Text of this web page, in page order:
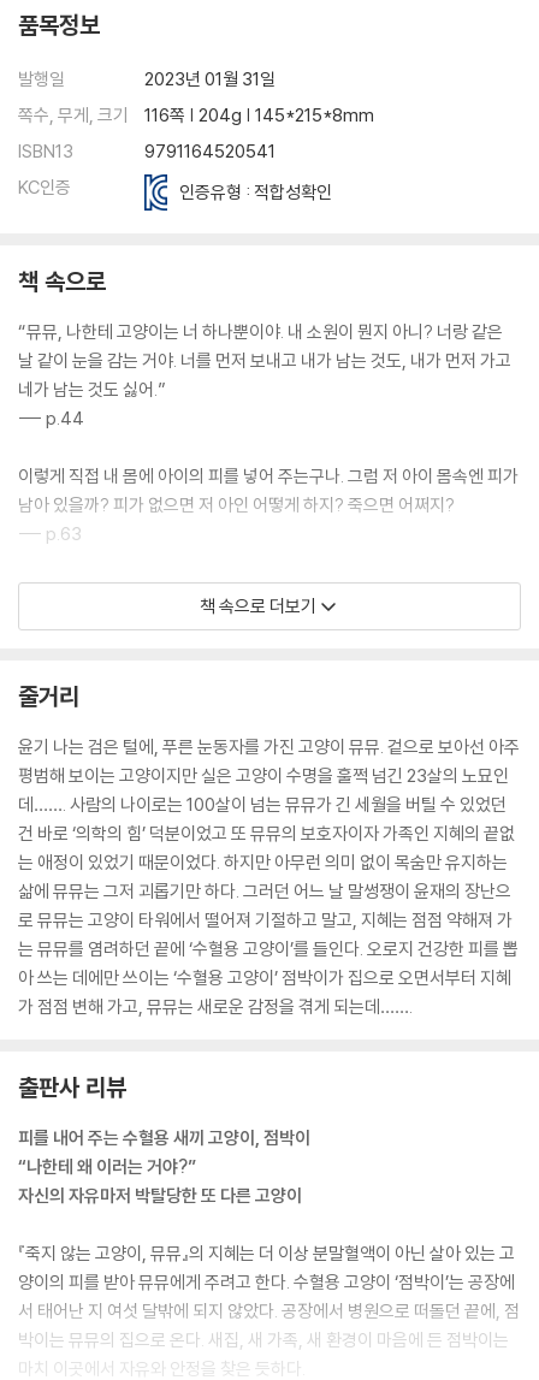
품목정보
발행일
2023년 01월 31일
쪽수, 무게, 크기
116쪽 | 204g | 145*215*8mm
ISBN13
9791164520541
KC인증
인증유형 : 적합성확인
책 속으로
“뮤뮤, 나한테 고양이는 너 하나뿐이야. 내 소원이 뭔지 아니? 너랑 같은
날 같이 눈을 감는 거야. 너를 먼저 보내고 내가 남는 것도, 내가 먼저 가고
네가 남는 것도 싫어.”
--- p.44
이렇게 직접 내 몸에 아이의 피를 넣어 주는구나. 그럼 저 아이 몸속엔 피가
남아 있을까? 피가 없으면 저 아인 어떻게 하지? 죽으면 어쩌지?
--- p.63
“뮤뮤야, 엄마랑 오래오래 같이 사는 거야. 응?”
아이가 버둥거리며 대답했어.
치매라는 게 어떤 건지 지혜랑 선우가 하는 얘길 들어 잘 알아. 잊어버리는
병이라고 했어. 나이가 들면 생기는 병이라고. 그래서 새벽에 아이를 나로
착각한 것일까?
--- p.76
나는 ‘미야옹미야옹’ 울면서 지혜의 얼굴을 쳐다봤어.
“나 여기 있어. 내가 뮤뮤라고!”
내가 무릎을 비벼 대도 지혜는 내가 안 보이는 것처럼 아이만 어르고 있는
거야.
“엄마랑 오래오래 같이 살자.”
책 속으로 더보기
줄거리
윤기 나는 검은 털에, 푸른 눈동자를 가진 고양이 뮤뮤. 겉으로 보아선 아주
평범해 보이는 고양이지만 실은 고양이 수명을 훌쩍 넘긴 23살의 노묘인
데……. 사람의 나이로는 100살이 넘는 뮤뮤가 긴 세월을 버틸 수 있었던
건 바로 ‘의학의 힘’ 덕분이었고 또 뮤뮤의 보호자이자 가족인 지혜의 끝없
는 애정이 있었기 때문이었다. 하지만 아무런 의미 없이 목숨만 유지하는
삶에 뮤뮤는 그저 괴롭기만 하다. 그러던 어느 날 말썽쟁이 윤재의 장난으
로 뮤뮤는 고양이 타워에서 떨어져 기절하고 말고, 지혜는 점점 약해져 가
는 뮤뮤를 염려하던 끝에 ‘수혈용 고양이’를 들인다. 오로지 건강한 피를 뽑
아 쓰는 데에만 쓰이는 ‘수혈용 고양이’ 점박이가 집으로 오면서부터 지혜
가 점점 변해 가고, 뮤뮤는 새로운 감정을 겪게 되는데…….
출판사 리뷰
피를 내어 주는 수혈용 새끼 고양이, 점박이
“나한테 왜 이러는 거야?”
자신의 자유마저 박탈당한 또 다른 고양이
『죽지 않는 고양이, 뮤뮤』의 지혜는 더 이상 분말혈액이 아닌 살아 있는 고
양이의 피를 받아 뮤뮤에게 주려고 한다. 수혈용 고양이 ‘점박이’는 공장에
서 태어난 지 여섯 달밖에 되지 않았다. 공장에서 병원으로 떠돌던 끝에, 점
박이는 뮤뮤의 집으로 온다. 새집, 새 가족, 새 환경이 마음에 든 점박이는
마치 이곳에서 자유와 안정을 찾은 듯하다.